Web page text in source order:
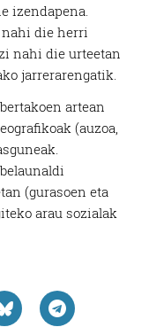
izendapena.
nahi die herri
nahi die urteetan
jarrerarengatik.
artean
(auzoa,
(gurasoen eta
arau sozialak